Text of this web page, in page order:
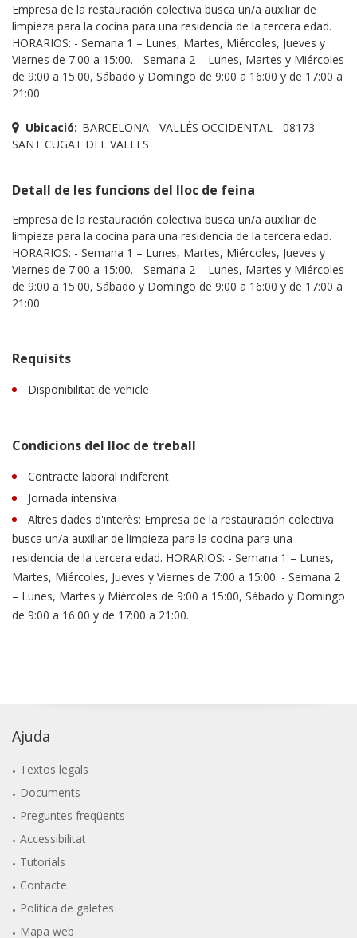
Empresa de la restauración colectiva busca un/a auxiliar de
limpieza para la cocina para una residencia de la tercera edad.
HORARIOS: - Semana 1 – Lunes, Martes, Miércoles, Jueves y
Viernes de 7:00 a 15:00. - Semana 2 – Lunes, Martes y Miércoles
de 9:00 a 15:00, Sábado y Domingo de 9:00 a 16:00 y de 17:00 a
21:00.
Ubicació: BARCELONA - VALLÈS OCCIDENTAL - 08173
SANT CUGAT DEL VALLES
Detall de les funcions del lloc de feina
Empresa de la restauración colectiva busca un/a auxiliar de
limpieza para la cocina para una residencia de la tercera edad.
HORARIOS: - Semana 1 – Lunes, Martes, Miércoles, Jueves y
Viernes de 7:00 a 15:00. - Semana 2 – Lunes, Martes y Miércoles
de 9:00 a 15:00, Sábado y Domingo de 9:00 a 16:00 y de 17:00 a
21:00.
Requisits
Disponibilitat de vehicle
Condicions del lloc de treball
Contracte laboral indiferent
Jornada intensiva
Altres dades d'interès: Empresa de la restauración colectiva
busca un/a auxiliar de limpieza para la cocina para una
residencia de la tercera edad. HORARIOS: - Semana 1 – Lunes,
Martes, Miércoles, Jueves y Viernes de 7:00 a 15:00. - Semana 2
– Lunes, Martes y Miércoles de 9:00 a 15:00, Sábado y Domingo
de 9:00 a 16:00 y de 17:00 a 21:00.
Ajuda
Textos legals
Documents
Preguntes freqüents
Accessibilitat
Tutorials
Contacte
Política de galetes
Mapa web